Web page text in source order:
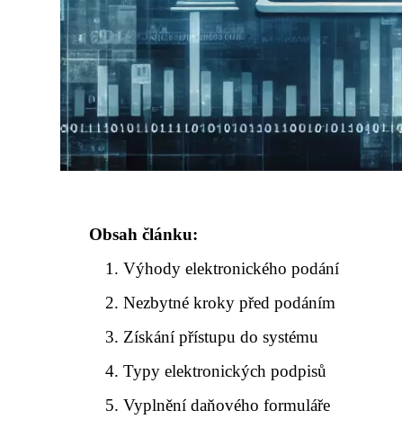
Obsah článku:
Výhody elektronického podání
Nezbytné kroky před podáním
Získání přístupu do systému
Typy elektronických podpisů
Vyplnění daňového formuláře